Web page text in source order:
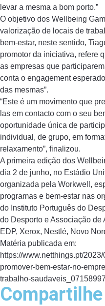
levar a mesma a bom porto.”
O objetivo dos Wellbeing
valorização de locais de
bem-estar, neste sentido,
promotor da iniciativa, refere
as empresas que
conta o engagement
das mesmas”.
“Este é um movimento que
las em contacto com o seu
oportunidade única de
individual, de grupo, em
relaxamento”, finalizou.
A primeira edição dos
dia 2 de junho, no Estádio
organizada pela Workwell,
programas e bem-estar nas
do Instituto Português do
do Desporto e Associação de
EDP, Xerox, Nestlé, Novo
Matéria publicada em:
https://www.netthings.pt/
promover-bem-estar-no-
trabalho-
Compartilhe